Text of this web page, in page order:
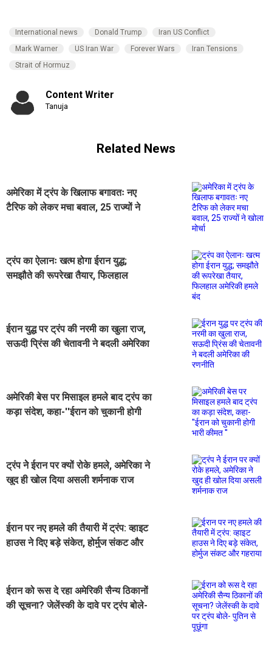
International news Donald Trump
Iran US Conflict
Mark Warner
US Iran War Forever Wars
Iran Tensions
Strait of Hormuz
Content Writer
Tanuja
Related News
अमेरिका में ट्रंप के खिलाफ बगावतः नए
टैरिफ को लेकर मचा बवाल, 25 राज्यों ने
ट्रंप का ऐलानः खत्म होगा ईरान युद्ध;
समझौते की रूपरेखा तैयार, फिलहाल
ईरान युद्ध पर ट्रंप की नरमी का खुला राज,
सऊदी प्रिंस की चेतावनी ने बदली अमेरिका
अमेरिकी बेस पर मिसाइल हमले बाद ट्रंप का
कड़ा संदेश, कहा-''ईरान को चुकानी होगी
ट्रंप नेे ईरान पर क्यों रोके हमले, अमेरिका ने
खुद ही खोल दिया असली शर्मनाक राज
ईरान पर नए हमले की तैयारी में ट्रंप: व्हाइट
हाउस ने दिए बड़े संकेत, होर्मुज संकट और
ईरान को रूस दे रहा अमेरिकी सैन्य ठिकानों
की सूचना? जेलेंस्की के दावे पर ट्रंप बोले-